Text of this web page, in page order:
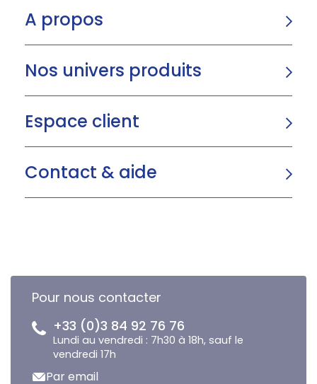
A propos
Nos univers produits
Espace client
Contact & aide
Pour nous contacter
+33 (0)3 84 92 76 76
Lundi au vendredi : 7h30 à 18h, sauf le
vendredi 17h
Par email